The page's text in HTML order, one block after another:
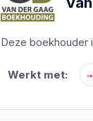
Deze boekhouder
Werkt met: